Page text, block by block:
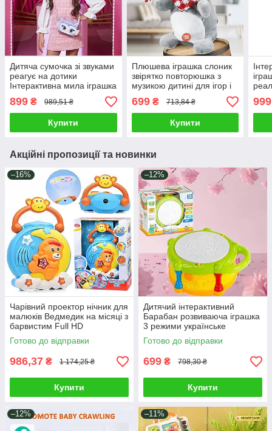
Дитяча сумочка зі звуками
реагує на дотики
Інтерактивна мила іграшка
регульованим ремінцем
899 ₴ 989,51 ₴
Купити
Плюшева іграшка слоник
звірятко повторюшка з
музикою дитині для ігор і
засинання Приємний на
дотик рухливий
699₴ 713,84 ₴
Купити
999
Акційні пропозиції та новинки
–16%
Чарівний проектор нічник для
малюків Ведмедик на місяці з
барвистим Full HD
зображенням колисковими та
м'якими звуками природи
Готово до відправки
986,37 ₴ 1 174,25 ₴
Купити
–12%
Дитячий інтерактивний
Барабан розвиваюча іграшка
3 режими українське
озвучення вивчення букв
цифр пісні мелодії
Готово до відправки
699 ₴ 798,30 ₴
Купити
–12% –11%